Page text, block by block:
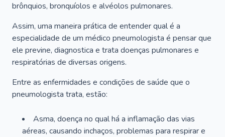
brônquios, bronquíolos e alvéolos pulmonares.
Assim, uma maneira prática de entender qual é a
especialidade de um médico pneumologista é pensar que
ele previne, diagnostica e trata doenças pulmonares e
respiratórias de diversas origens.
Entre as enfermidades e condições de saúde que o
pneumologista trata, estão:
Asma, doença no qual há a inflamação das vias
aéreas, causando inchaços, problemas para respirar e